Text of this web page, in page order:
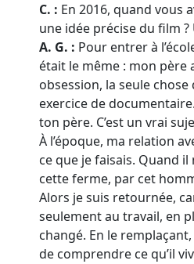
C. : En 2016, quand vous
une idée précise du film
A. G. : Pour entrer à
était le même : mon père
obsession, la seule
exercice de
ton père. C’est un vrai
À l’époque, ma relation
ce que je faisais. Quand
cette ferme, par cet
Alors je suis retournée,
seulement au travail, en
changé. En le
de comprendre ce qu’il